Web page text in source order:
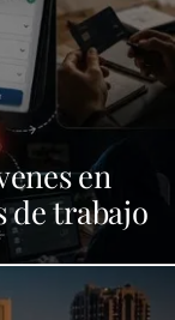
en
de trabajo